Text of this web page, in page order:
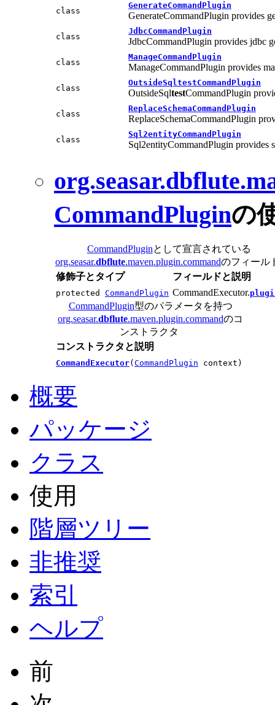
class
GenerateCommandPlugin
GenerateCommandPlugin provides
class
JdbcCommandPlugin
JdbcCommandPlugin provides jdbc
class
ManageCommandPlugin
ManageCommandPlugin provides
class
OutsideSqltestCommandPlugin
OutsideSqltestCommandPlugin
class
ReplaceSchemaCommandPlugin
ReplaceSchemaCommandPlugin
class
Sql2entityCommandPlugin
Sql2entityCommandPlugin provides
org.seasar.dbflute
CommandPluginの
CommandPluginとして宣言されている
org.seasar.dbflute.maven.plugin.commandのフィール
修飾子とタイプ
フィールドと説明
protected CommandPlugin CommandExecutor.
CommandPlugin型のパラメータを持つ
org.seasar.dbflute.maven.plugin.commandのコ
ンストラクタ
コンストラクタと説明
CommandExecutor(CommandPlugin context)
概要
パッケージ
クラス
使用
階層ツリー
非推奨
索引
ヘルプ
前